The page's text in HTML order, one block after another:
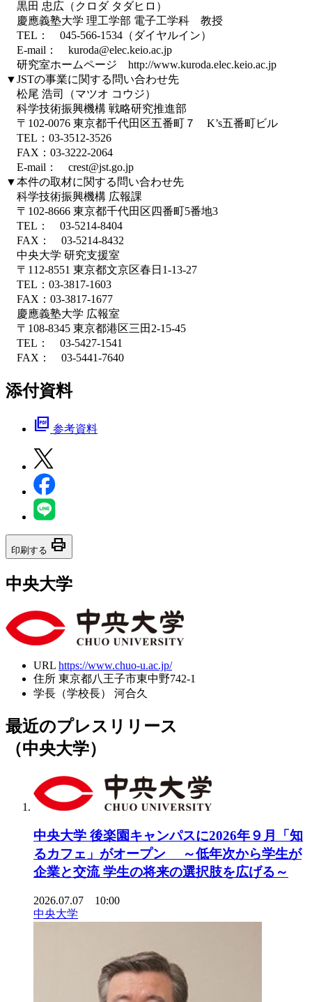
黒田 忠広（クロダ タダヒロ）
慶應義塾大学 理工学部 電子工学科 教授
TEL： 045-566-1534（ダイヤルイン）
E-mail： kuroda@elec.keio.ac.jp
研究室ホームページ http://www.kuroda.elec.keio.ac.jp
▼JSTの事業に関する問い合わせ先
松尾 浩司（マツオ コウジ）
科学技術振興機構 戦略研究推進部
〒102-0076 東京都千代田区五番町７ K’s五番町ビル
TEL：03-3512-3526
FAX：03-3222-2064
E-mail： crest@jst.go.jp
▼本件の取材に関する問い合わせ先
科学技術振興機構 広報課
〒102-8666 東京都千代田区四番町5番地3
TEL： 03-5214-8404
FAX： 03-5214-8432
中央大学 研究支援室
〒112-8551 東京都文京区春日1-13-27
TEL：03-3817-1603
FAX：03-3817-1677
慶應義塾大学 広報室
〒108-8345 東京都港区三田2-15-45
TEL： 03-5427-1541
FAX： 03-5441-7640
添付資料
picture_as_pdf 参考資料
印刷する print
中央大学
URL https://www.chuo-u.ac.jp/
住所 東京都八王子市東中野742-1
学長（学校長）
河合久
最近のプレスリリース
（中央大学）
中央大学 後楽園キャンパスに2026年９月「知
るカフェ」がオープン ～低年次から学生が
企業と交流 学生の将来の選択肢を広げる～
2026.07.07 10:00
中央大学